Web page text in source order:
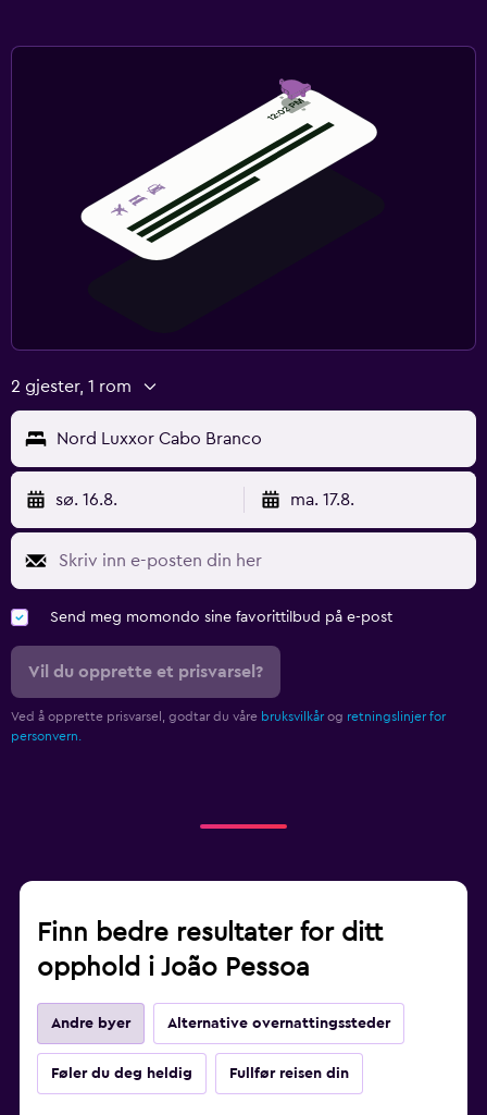
2 gjester, 1 rom
Nord Luxxor Cabo Branco
sø. 16.8. ma. 17.8.
Send meg momondo sine favorittilbud på e-post
Vil du opprette et prisvarsel?
Ved å opprette prisvarsel, godtar du våre bruksvilkår og retningslinjer for
personvern.
Finn bedre resultater for ditt
opphold i João Pessoa
Andre byer Alternative overnattingssteder
Føler du deg heldig Fullfør reisen din